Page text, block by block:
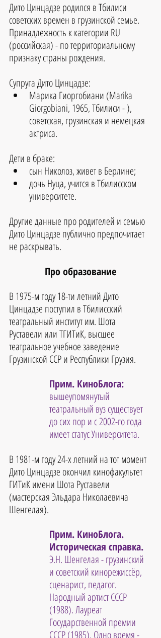
Дито Цинцадзе родился в Тбилиси
советских времен в грузинской семье.
Принадлежность к категории RU
(российская) - по территориальному
признаку страны рождения.
Супруга Дито Цинцадзе:
Марика Гиоргобиани (Marika
Giorgobiani, 1965, Тбилиси - ),
советская, грузинская и немецкая
актриса.
Дети в браке:
сын Николоз, живет в Берлине;
дочь Нуца, учится в Тбилисском
университете.
Другие данные про родителей и семью
Дито Цинцадзе публично предпочитает
не раскрывать.
Про образование
В 1975-м году 18-ти летний Дито
Цинцадзе поступил в Тбилисский
театральный институт им. Шота
Руставели или ТГИТиК, высшее
театральное учебное заведение
Грузинской ССР и Республики Грузия.
Прим. КиноБлога:
вышеупомянутый
театральный вуз существует
до сих пор и с 2002-го года
имеет статус Университета.
В 1981-м году 24-х летний на тот момент
Дито Цинцадзе окончил кинофакультет
ГИТиК имени Шота Руставели
(мастерская Эльдара Николаевича
Шенгелая).
Прим. КиноБлога.
Историческая справка.
Э.Н. Шенгелая - грузинский
и советский кинорежиссёр,
сценарист, педагог.
Народный артист СССР
(1988). Лауреат
Государственной премии
СССР (1985). Одно время -